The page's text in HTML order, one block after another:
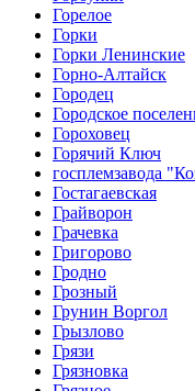
Горелое
Горки
Горки Ленинские
Горно-Алтайск
Городец
Городское
Гороховец
Горячий Ключ
госплемзавода
Гостагаевская
Грайворон
Грачевка
Григорово
Гродно
Грозный
Грунин Воргол
Грызлово
Грязи
Грязновка